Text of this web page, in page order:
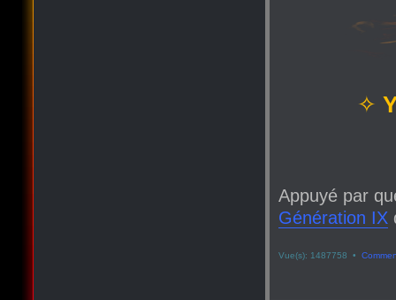
✧
Appuyé par
Génération IX
Vue(s): 1487758 •